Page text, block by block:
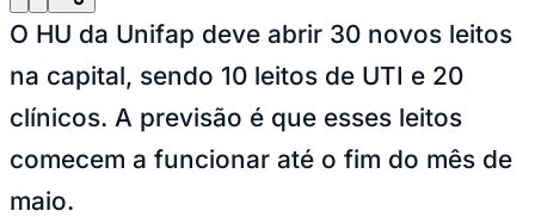
O HU da Unifap deve abrir 30 novos leitos
na capital, sendo 10 leitos de UTI e 20
clínicos. A previsão é que esses leitos
comecem a funcionar até o fim do mês de
maio.